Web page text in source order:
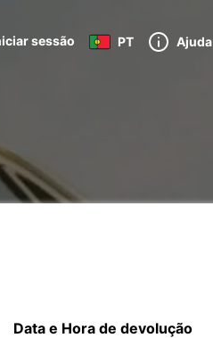
sessão PT Ajuda
Data e Hora de devolução